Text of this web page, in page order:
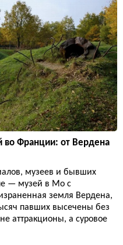
во Франции: от Вердена
музеев и бывших
— музей в Мо с
земля Вердена,
павших высечены без
аттракционы, а суровое